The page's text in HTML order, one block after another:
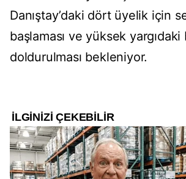
Danıştay’daki dört üyelik için
başlaması ve yüksek yargıdaki
doldurulması bekleniyor.